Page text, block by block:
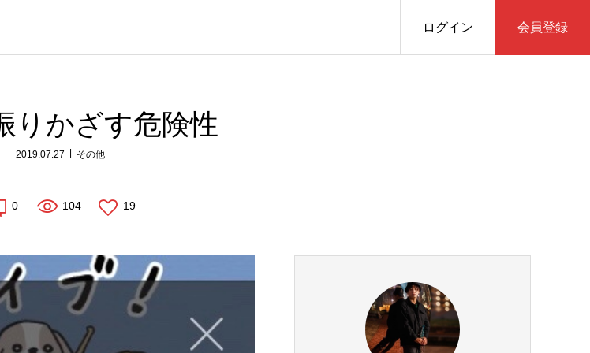
ログイン 会員登録
りかざす危険性
2019.07.27 その他
0 104 19